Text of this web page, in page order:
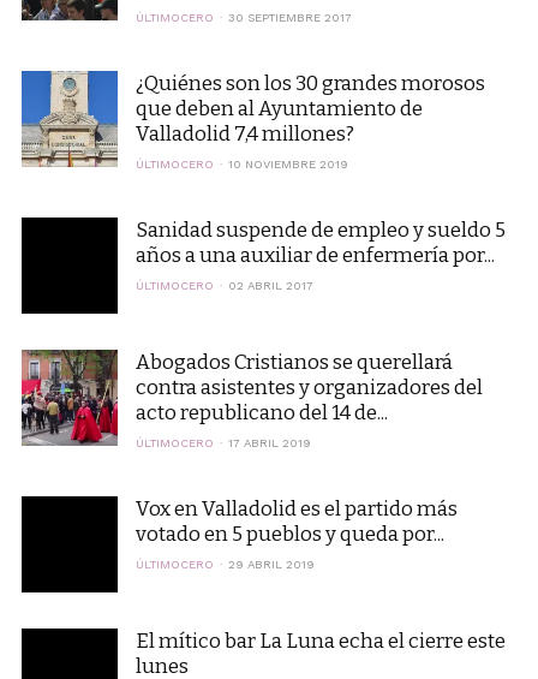
ÚLTIMOCERO 30 SEPTIEMBRE 2017
¿Quiénes son los 30 grandes morosos
que deben al Ayuntamiento de
Valladolid 7,4 millones?
ÚLTIMOCERO 10 NOVIEMBRE 2019
Sanidad suspende de empleo y sueldo 5
años a una auxiliar de enfermería por...
ÚLTIMOCERO 02 ABRIL 2017
Abogados Cristianos se querellará
contra asistentes y organizadores del
acto republicano del 14 de...
ÚLTIMOCERO 17 ABRIL 2019
Vox en Valladolid es el partido más
votado en 5 pueblos y queda por...
ÚLTIMOCERO 29 ABRIL 2019
El mítico bar La Luna echa el cierre este
lunes